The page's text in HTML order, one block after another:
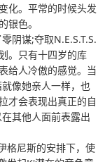
化。平常的时候头发
银色。
阴谋;夺取N.E.S.T.S.
。只有十四岁的库
给人冷傲的感觉。当
像她亲人一样，也
才会表现出真正的自
其他人面前表露出
格尼斯的安排下，使